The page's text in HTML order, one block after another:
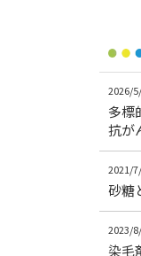
2026/
多標
抗が
2021/
砂糖
2023/
染毛